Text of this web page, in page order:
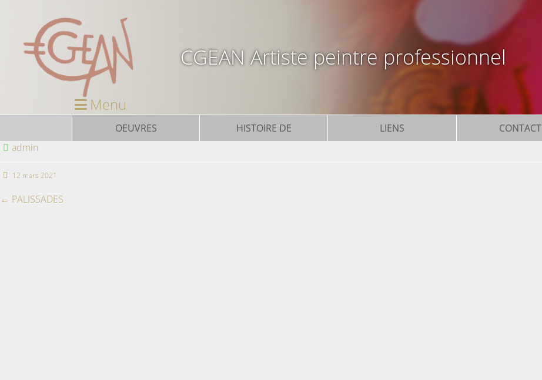
CGEAN Artiste peintre professionnel
Menu
OEUVRES HISTOIRE DE LIENS CONTACT
admin
12 mars 2021
← PALISSADES